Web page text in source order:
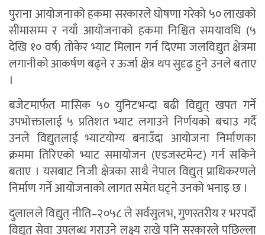
पुराना आयोजनाको हकमा सरकारले घोषणा गरेको ५० लाखको
सीमासम्म र नयाँ आयोजनाको हकमा निश्चित समयावधि (५
देखि १० वर्ष) तोकेर भ्याट मिलान गर्न दिएमा जलविद्युत क्षेत्रमा
लगानीको आकर्षण बढ्ने र ऊर्जा क्षेत्र थप सुदृढ हुने उनले बताए
।
बजेटमार्फत मासिक ५० युनिटभन्दा बढी विद्युत् खपत गर्ने
उपभोक्तालाई ५ प्रतिशत भ्याट लगाउने निर्णयको बचाउ गर्दै
उनले विद्युतलाई भ्याटयोग्य बनाउँदा आयोजना निर्माणका
क्रममा तिरिएको भ्याट समायोजन (एडजस्टमेन्ट) गर्न सकिने
बताए । यसबाट निजी क्षेत्रका साथै नेपाल विद्युत् प्राधिकरणले
निर्माण गर्ने आयोजनाको लागत समेत घट्ने उनको भनाइ छ ।
दुलालले विद्युत् नीति–२०५८ ले सर्वसुलभ, गुणस्तरीय र भरपर्दो
विद्युत् सेवा उपलब्ध गराउने लक्ष्य राखे पनि सरकारले पछिल्ला